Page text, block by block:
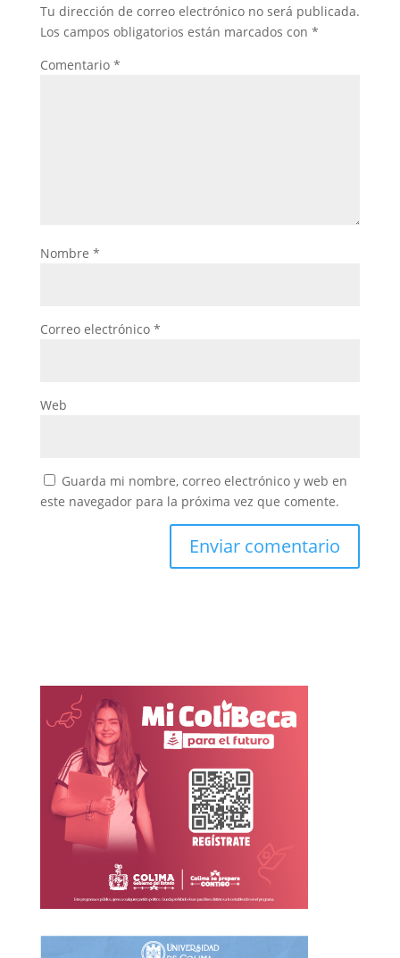
Tu dirección de correo electrónico no será publicada.
Los campos obligatorios están marcados con *
Comentario *
Nombre *
Correo electrónico *
Web
Guarda mi nombre, correo electrónico y web en
este navegador para la próxima vez que comente.